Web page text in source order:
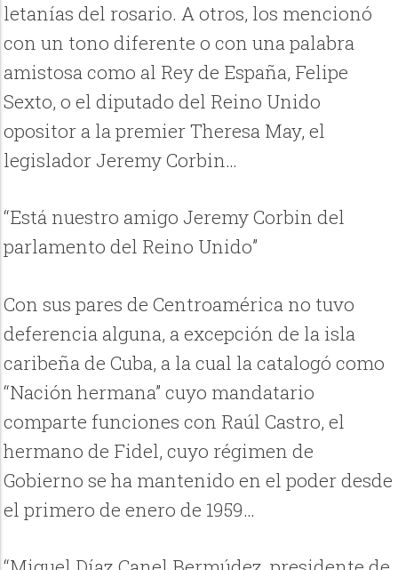
letanías del rosario. A otros, los mencionó
con un tono diferente o con una palabra
amistosa como al Rey de España, Felipe
Sexto, o el diputado del Reino Unido
opositor a la premier Theresa May, el
legislador Jeremy Corbin…
“Está nuestro amigo Jeremy Corbin del
parlamento del Reino Unido”
Con sus pares de Centroamérica no tuvo
deferencia alguna, a excepción de la isla
caribeña de Cuba, a la cual la catalogó como
“Nación hermana” cuyo mandatario
comparte funciones con Raúl Castro, el
hermano de Fidel, cuyo régimen de
Gobierno se ha mantenido en el poder desde
el primero de enero de 1959…